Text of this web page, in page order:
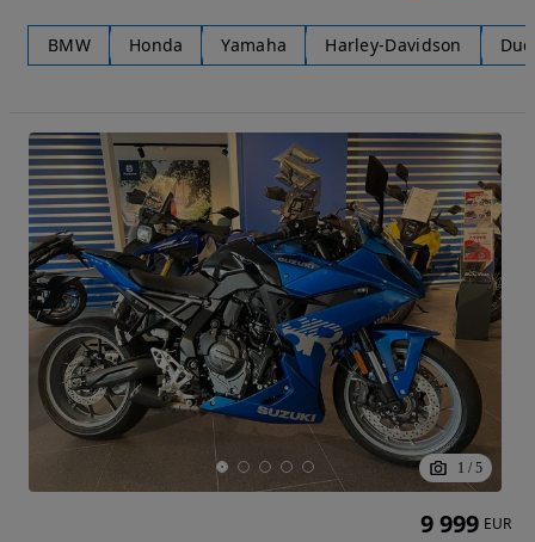
BMW Honda Yamaha Harley-Davidson
1 / 5
9 999 EUR